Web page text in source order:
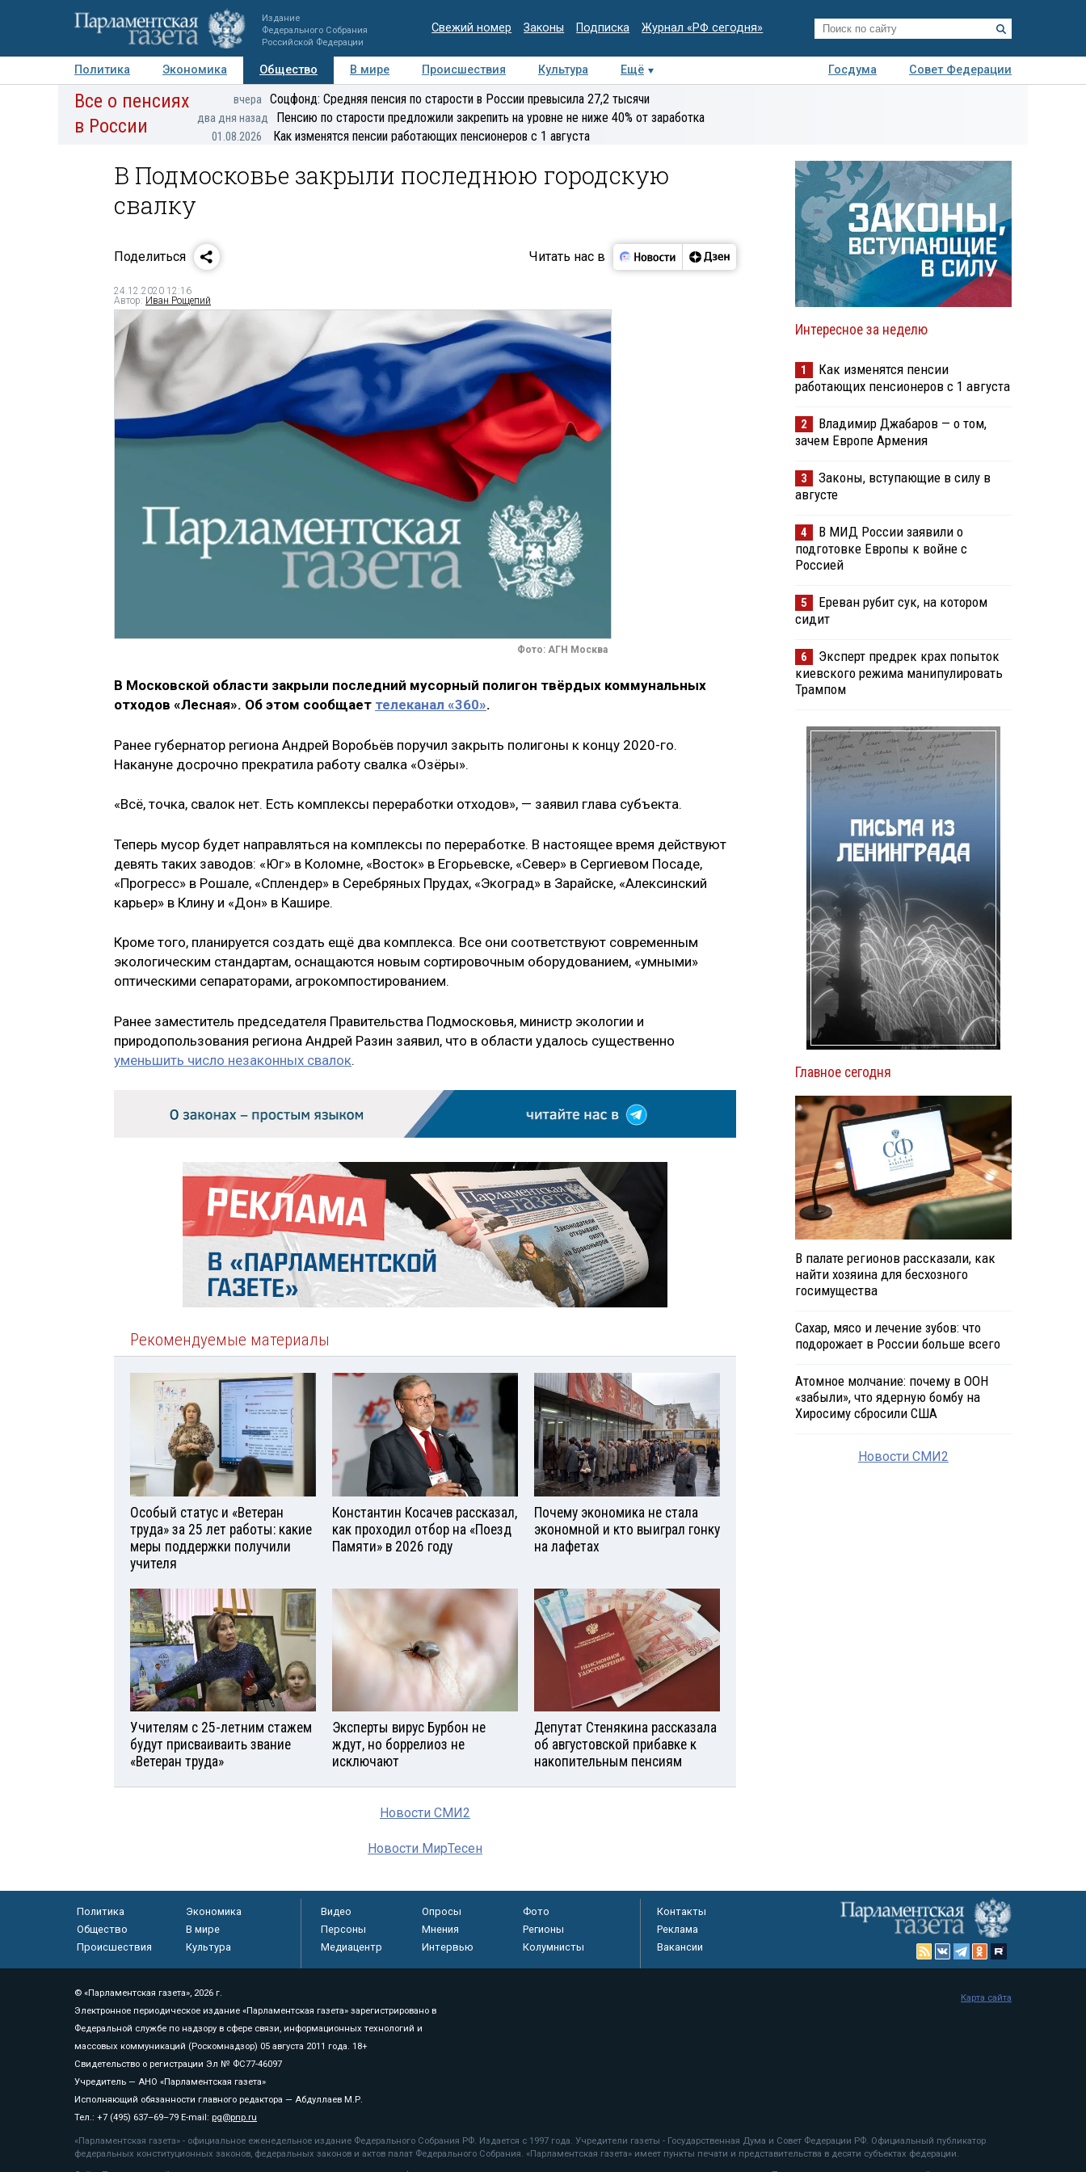
Издание
Федерального Собрания
Российской Федерации
Свежий номер Законы Подписка Журнал «РФ сегодня»
Политика Экономика Общество В мире Происшествия Культура Ещё Госдума
Совет Федерации
Авторы Персоны Мнения Регионы Медиацентр Интервью Колумнисты
экспертиза
Все о пенсиях
в России
вчера Соцфонд: Средняя пенсия по старости в России превысила 27,2 тысячи
два дня назад Пенсию по старости предложили закрепить на уровне не ниже 40% от заработка
01.08.2026 Как изменятся пенсии работающих пенсионеров с 1 августа
В Подмосковье закрыли последнюю городскую
свалку
Поделиться Читать нас в
24.12.2020 12:16
Автор: Иван Рощепий
Фото: АГН Москва
В Московской области закрыли последний мусорный полигон твёрдых коммунальных
отходов «Лесная». Об этом сообщает телеканал «360».
Ранее губернатор региона Андрей Воробьёв поручил закрыть полигоны к концу 2020-го.
Накануне досрочно прекратила работу свалка «Озёры».
«Всё, точка, свалок нет. Есть комплексы переработки отходов», — заявил глава субъекта.
Теперь мусор будет направляться на комплексы по переработке. В настоящее время действуют
девять таких заводов: «Юг» в Коломне, «Восток» в Егорьевске, «Север» в Сергиевом Посаде,
«Прогресс» в Рошале, «Сплендер» в Серебряных Прудах, «Экоград» в Зарайске, «Алексинский
карьер» в Клину и «Дон» в Кашире.
Кроме того, планируется создать ещё два комплекса. Все они соответствуют современным
экологическим стандартам, оснащаются новым сортировочным оборудованием, «умными»
оптическими сепараторами, агрокомпостированием.
Ранее заместитель председателя Правительства Подмосковья, министр экологии и
природопользования региона Андрей Разин заявил, что в области удалось существенно
уменьшить число незаконных свалок.
Рекомендуемые материалы
Особый статус и «Ветеран
труда» за 25 лет работы: какие
меры поддержки получили
учителя
Константин Косачев рассказал,
как проходил отбор на «Поезд
Памяти» в 2026 году
Почему экономика не стала
экономной и кто выиграл гонку
на лафетах
Учителям с 25-летним стажем
будут присваиваить звание
«Ветеран труда»
Эксперты вирус Бурбон не
ждут, но боррелиоз не
исключают
Депутат Стенякина рассказала
об августовской прибавке к
накопительным пенсиям
Новости СМИ2
Новости МирТесен
Интересное за неделю
1
Как изменятся пенсии
работающих пенсионеров с 1 августа
2
Владимир Джабаров — о том,
зачем Европе Армения
3
Законы, вступающие в силу в
августе
4
В МИД России заявили о
подготовке Европы к войне с
Россией
5
Ереван рубит сук, на котором
сидит
6
Эксперт предрек крах попыток
киевского режима манипулировать
Трампом
Главное сегодня
В палате регионов рассказали, как
найти хозяина для бесхозного
госимущества
Сахар, мясо и лечение зубов: что
подорожает в России больше всего
Атомное молчание: почему в ООН
«забыли», что ядерную бомбу на
Хиросиму сбросили США
Новости СМИ2
Политика
Экономика
Общество
В мире
Происшествия
Культура
Видео Опросы
Фото
Персоны
Мнения
Регионы
Медиацентр
Интервью Колумнисты
Контакты
Реклама
Вакансии
© «Парламентская газета», 2026 г.
Электронное периодическое издание «Парламентская газета» зарегистрировано в
Федеральной службе по надзору в сфере связи, информационных технологий и
массовых коммуникаций (Роскомнадзор) 05 августа 2011 года. 18+
Свидетельство о регистрации Эл № ФС77-46097
Учредитель — АНО «Парламентская газета»
Исполняющий обязанности главного редактора — Абдуллаев М.Р.
Тел.: +7 (495) 637–69–79 E-mail: pg@pnp.ru
«Парламентская газета» - официальное еженедельное издание Федерального Собрания РФ. Издается с 1997 года. Учредители газеты - Государственная Дума и Совет Федерации РФ. Официальный публикатор
федеральных конституционных законов, федеральных законов и актов палат Федерального Собрания. «Парламентская газета» имеет пункты печати и представительства в десяти субъектах федерации.
Карта сайта